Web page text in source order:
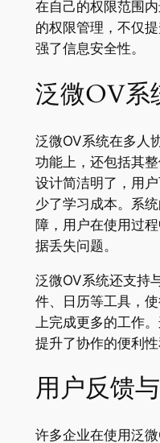
在自己的权限范围
的权限管理，不仅
强了信息安全性。
泛微OV系
泛微OV系统在多人
功能上，还包括其
设计简洁明了，用
少了学习成本。系
障，用户在使用过
据丢失问题。
泛微OV系统还支持
件、日历等工具，
上完成更多的工作
提升了协作的便利性
用户反馈
许多企业在使用泛